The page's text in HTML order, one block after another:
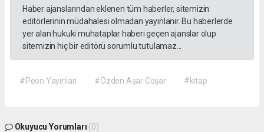
Haber ajanslarından eklenen tüm haberler, sitemizin
editörlerinin müdahalesi olmadan yayınlanır. Bu haberlerde
yer alan hukuki muhataplar haberi geçen ajanslar olup
sitemizin hiç bir editörü sorumlu tutulamaz...
#Peon Yayınları #Özden Aşar Coşar #kitap
Okuyucu Yorumları (0)